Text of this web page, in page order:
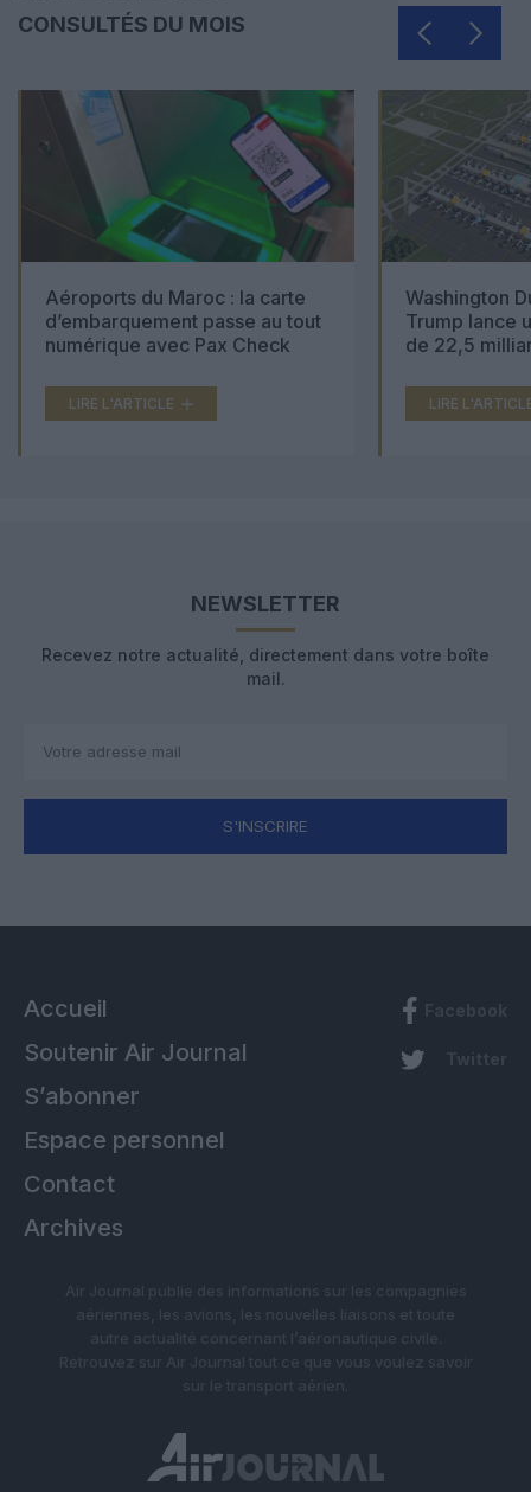
CONSULTÉS DU MOIS
Aéroports du Maroc : la carte
d’embarquement passe au tout
numérique avec Pax Check
LIRE L'ARTICLE
Washington
Trump lance
de 22,5
LIRE
NEWSLETTER
Recevez notre actualité, directement dans votre boîte
mail.
S'INSCRIRE
Accueil
Soutenir Air Journal
S’abonner
Espace personnel
Contact
Archives